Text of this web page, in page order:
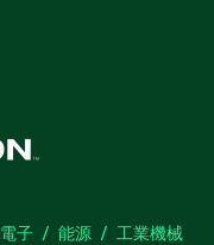
電子 能源
工業機械